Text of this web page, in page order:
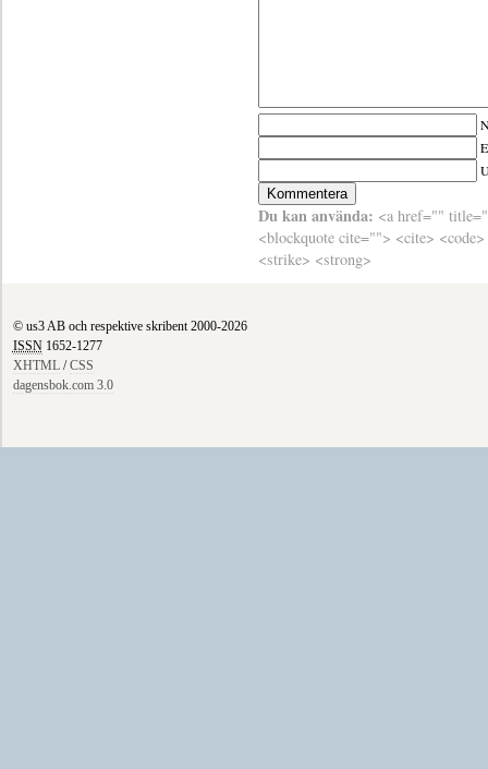
Du kan använda: <a href=""
<blockquote cite=""> <cite>
<strike> <strong>
© us3 AB och respektive skribent 2000-2026
ISSN1652-1277
XHTML/CSS
dagensbok.com 3.0